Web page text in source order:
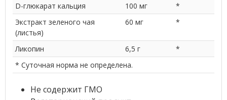
D-глюкарат кальция
100 мг
*
Экстракт зеленого чая
(листья)
60 мг *
Ликопин 6,5 г
*
* Суточная норма не определена.
Не содержит ГМО